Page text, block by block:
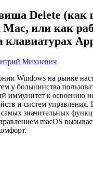
Delete (как
или как
клавиатурах
Михневич
Windows на рынке
у большинства
иммунитет к освоению
и систем управления.
самых значительных
macOS